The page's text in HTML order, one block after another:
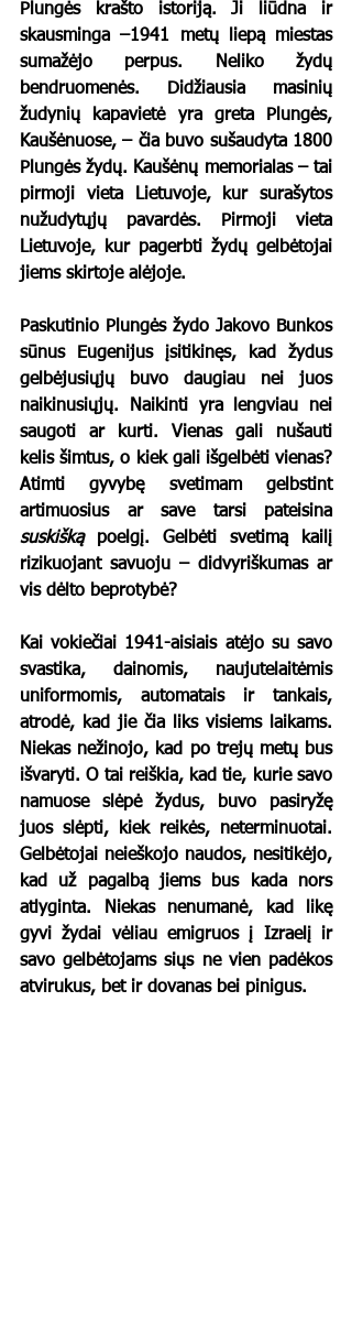
Plungės krašto istoriją. Ji liūdna ir
skausminga –1941 metų liepą miestas
sumažėjo perpus. Neliko žydų
bendruomenės. Didžiausia masinių
žudynių kapavietė yra greta Plungės,
Kaušėnuose, – čia buvo sušaudyta 1800
Plungės žydų. Kaušėnų memorialas – tai
pirmoji vieta Lietuvoje, kur surašytos
nužudytųjų pavardės. Pirmoji vieta
Lietuvoje, kur pagerbti žydų gelbėtojai
jiems skirtoje alėjoje.
Paskutinio Plungės žydo Jakovo Bunkos
sūnus Eugenijus įsitikinęs, kad žydus
gelbėjusiųjų buvo daugiau nei juos
naikinusiųjų. Naikinti yra lengviau nei
saugoti ar kurti. Vienas gali nušauti
kelis šimtus, o kiek gali išgelbėti vienas?
Atimti gyvybę svetimam gelbstint
suskišką poelgį. Gelbėti svetimą kailį
rizikuojant savuoju – didvyriškumas ar
vis dėlto beprotybė?
Kai vokiečiai 1941-aisiais atėjo su savo
svastika, dainomis, naujutelaitėmis
uniformomis, automatais ir tankais,
atrodė, kad jie čia liks visiems laikams.
Niekas nežinojo, kad po trejų metų bus
išvaryti. O tai reiškia, kad tie, kurie savo
namuose slėpė žydus, buvo pasiryžę
juos slėpti, kiek reikės, neterminuotai.
Gelbėtojai neieškojo naudos, nesitikėjo,
kad už pagalbą jiems bus kada nors
atlyginta. Niekas nenumanė, kad likę
gyvi žydai vėliau emigruos į Izraelį ir
savo gelbėtojams siųs ne vien padėkos
atvirukus, bet ir dovanas bei pinigus.